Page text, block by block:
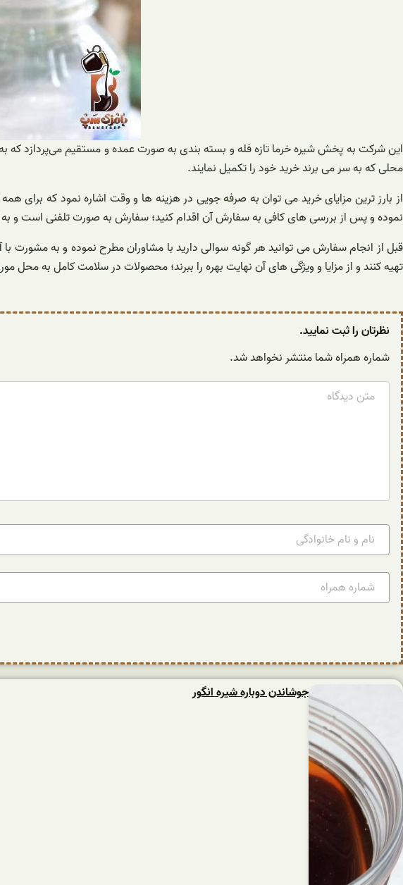
این شرکت به پخش شیره خرما تازه فله و بسته بندی به صورت عمده و مستقیم می‌پردازد که به
محلی که به سر می برند خرید خود را تکمیل نمایند.
از بارز ترین مزایای خرید می توان به صرفه جویی در هزینه ها و وقت اشاره نمود که برای
نموده و پس از بررسی‌ های کافی به سفارش آن اقدام کنید؛ سفارش به صورت تلفنی است و به
قبل از انجام سفارش می توانید هر گونه سوالی دارید با مشاوران مطرح نموده و به مشورت با
تهیه کنند و از مزایا و ویژگی‌ های آن نهایت بهره را ببرند؛ محصولات در سلامت کامل به محل
نظرتان را ثبت نمایید.
شماره همراه شما منتشر نخواهد شد.
جوشاندن دوباره شیره انگور